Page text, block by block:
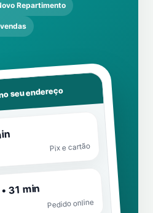
Repartimento
seu endereço
Pix e cartão
31 min
Pedido online